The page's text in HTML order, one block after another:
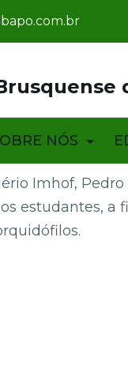
NÓS
Imhof,
estudantes,